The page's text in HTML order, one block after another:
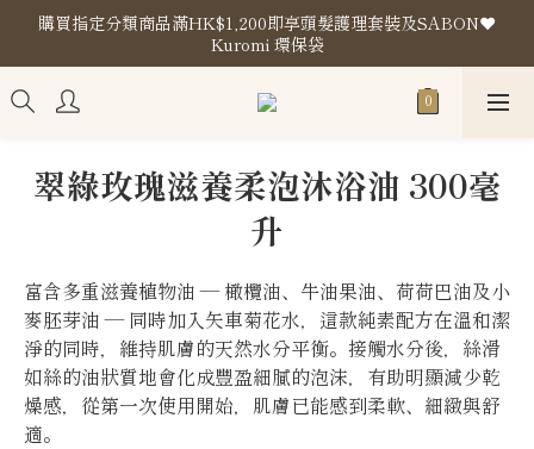
購買指定分類商品滿HK$1,200即享頭髮護理套裝及SABON❤️
Kuromi 環保袋
購買指定分類商品滿HK$1,200即享頭髮護理套裝及SABON❤️
Kuromi 環保袋
門市地址
Kuromi 環保袋
翠綠玫瑰滋養柔泡沐浴油 300毫
升
富含多重滋養植物油 — 橄欖油、牛油果油、荷荷巴油及小
麥胚芽油 — 同時加入矢車菊花水，這款純素配方在溫和潔
淨的同時，維持肌膚的天然水分平衡。接觸水分後，絲滑
如絲的油狀質地會化成豐盈細膩的泡沫，有助明顯減少乾
燥感，從第一次使用開始，肌膚已能感到柔軟、細緻與舒
適。